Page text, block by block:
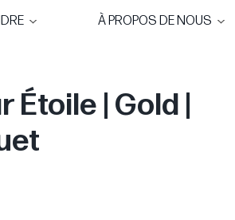
À PROPOS DE NOUS
Étoile | Gold |